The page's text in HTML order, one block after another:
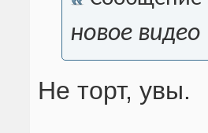
новое видео
Не торт, увы.